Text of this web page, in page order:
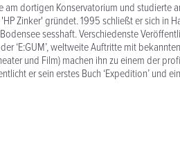
am dortigen Konservatorium und studierte
Zinker' gründet. 1995 schließt er sich in
sesshaft. Verschiedenste
‘E:GUM’, weltweite Auftritte mit
und Film) machen ihn zu einem der
er sein erstes Buch ‘Expedition’ und